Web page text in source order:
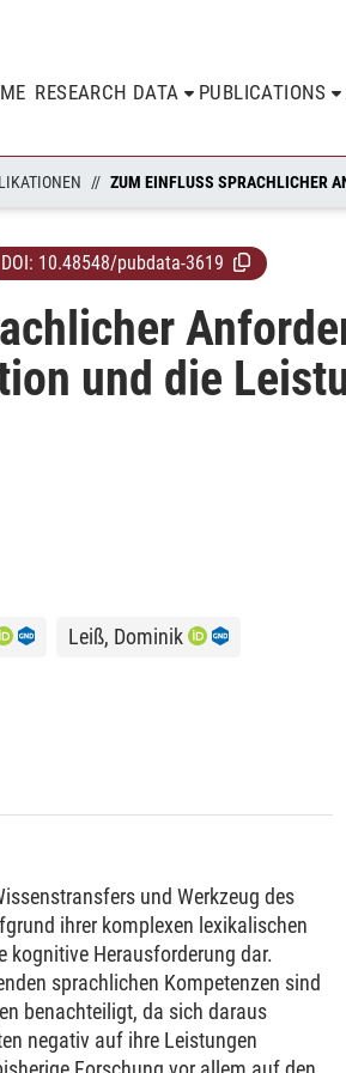
RESEARCH DATA PUBLICATIONS
DOI: 10.48548/pubdata-3619
und die
Leiß, Dominik
und Werkzeug des
ihrer komplexen lexikalischen
kognitive Herausforderung dar.
sprachlichen Kompetenzen sind
benachteiligt, da sich daraus
negativ auf ihre Leistungen